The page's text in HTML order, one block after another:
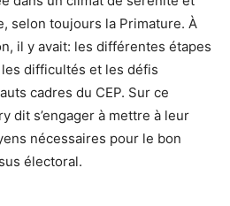
selon toujours la Primature. À
il y avait: les différentes étapes
difficultés et les défis
cadres du CEP. Sur ce
dit s’engager à mettre à leur
nécessaires pour le bon
électoral.